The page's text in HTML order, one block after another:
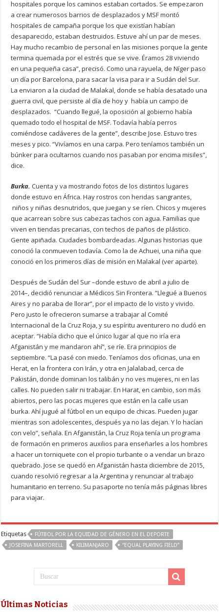
hospitales porque los caminos estaban cortados. Se empezaron
a crear numerosos barrios de desplazados y MSF montó
hospitales de campaña porque los que existían habían
desaparecido, estaban destruidos. Estuve ahí un par de meses.
Hay mucho recambio de personal en las misiones porque la gente
termina quemada por el estrés que se vive. Éramos 28 viviendo
en una pequeña casa”, precisó. Como una rayuela, de Níger paso
un día por Barcelona, para sacar la visa para ir a Sudán del Sur.
La enviaron a la ciudad de Malakal, donde se había desatado una
guerra civil, que persiste al día de hoy y había un campo de
desplazados. “Cuando llegué, la oposición al gobierno había
quemado todo el hospital de MSF. Todavía había perros
comiéndose cadáveres de la gente”, describe Jose. Estuvo tres
meses y pico. “Vivíamos en una carpa. Pero teníamos también un
búnker para ocultarnos cuando nos pasaban por encima misiles”,
dice.
Burka. Cuenta y va mostrando fotos de los distintos lugares
donde estuvo en África. Hay rostros con heridas sangrantes,
niños y niñas desnutridos, que juegan y se ríen. Chicos y mujeres
que acarrean sobre sus cabezas tachos con agua. Familias que
viven en tiendas precarias, con techos de paños de plástico.
Gente apiñada. Ciudades bombardeadas. Algunas historias que
conoció la conmueven todavía. Como la de Achuei, una niña que
conoció en los primeros días de misión en Malakal (ver aparte).
Después de Sudán del Sur –donde estuvo de abril a julio de
2014–, decidió renunciar a Médicos Sin Frontera. “Llegué a Buenos
Aires y no paraba de llorar”, por el impacto de lo visto y vivido.
Pero justo le ofrecieron sumarse a trabajar al Comité
Internacional de la Cruz Roja, y su espíritu aventurero no dudó en
aceptar. “Había dicho que el único lugar al que no iría era
Afganistán y me mandaron ahí”, se ríe. Era principios de
septiembre. “La pasé con miedo. Teníamos dos oficinas, una en
Herat, en la frontera con Irán, y otra en Jalalabad, cerca de
Pakistán, donde dominan los talibán y no ves mujeres, ni en las
calles. No pueden salir ni trabajar. En Harat, en cambio, son más
abiertos, pero las pocas mujeres que están en la calle usan
burka. Ahí jugué al fútbol en un equipo de chicas. Pueden jugar
mientras son adolescentes, después ya no las dejan. Y lo hacían
con velo”, señala. En Afganistán, la Cruz Roja tenía un programa
de formación en primeros auxilios para enseñarles a los hombres
a hacer un torniquete con el propio turbante o a vendar un brazo
quebrado. Jose se quedó en Afganistán hasta diciembre de 2015,
cuando resolvió regresar a la Argentina y renunciar al trabajo
humanitario en terreno. Su pasaporte no tenía más páginas libres
para viajar.
Etiquetas
FÚTBOL POR LA EQUIDAD DE GÉNERO EN EL DEPORTE
JOSEFINA MARTORELL
KILIMANJARO “EQUAL PLAYING FIELD”
Últimas Noticias